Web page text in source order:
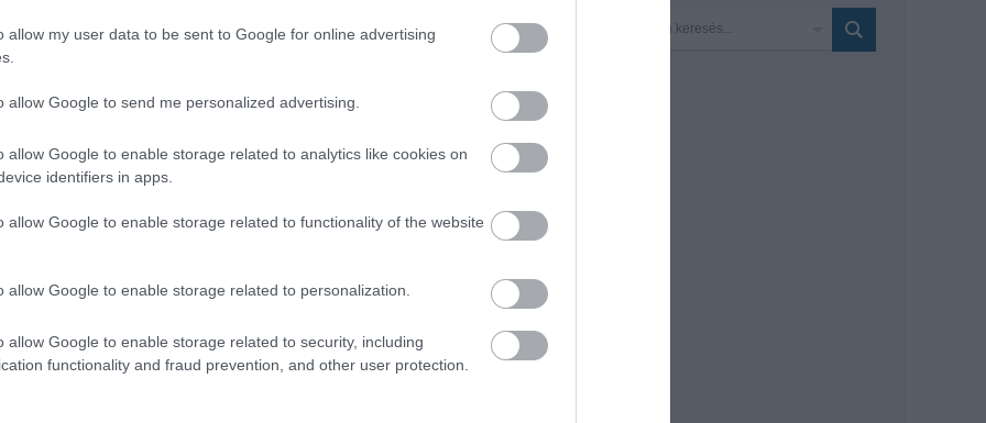
allow my user data to be sent to Google for online advertising
allow Google to send me personalized advertising.
allow Google to enable storage related to analytics like cookies on
identifiers in apps.
allow Google to enable storage related to functionality of the website
allow Google to enable storage related to personalization.
allow Google to enable storage related to security, including
functionality and fraud prevention, and other user protection.
televíziók révén több tízmillió néző is részese
és Kossuth-díjas művészek mellett színpadra
és a Budapesti Operettszínház művészei és a
az ötödik, jubileumi gálakoncerten Guinness-rekord
egyszerre.
megvendégeli a közönséget, így a közös koccintás
Forrás: MTI